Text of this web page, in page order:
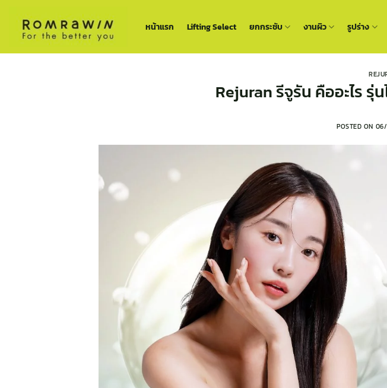
เนื้อหา
หน้าแรก Lifting Select ยกกระชับ งานผิว รูปร่าง
Rejuran รีจูรัน คืออะไร รุ่
POSTED ON